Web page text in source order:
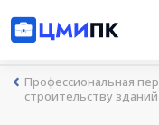
Профессиональная
строительству